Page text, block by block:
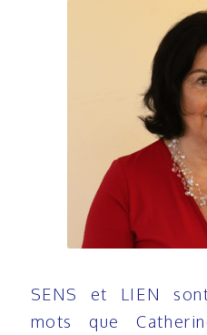
SENS et LIEN
mots que